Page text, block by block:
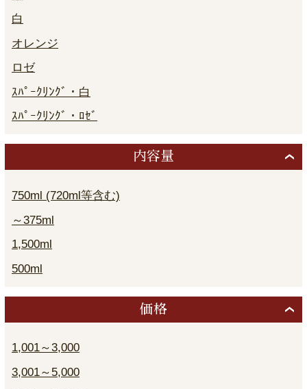
白
オレンジ
ロゼ
ｽﾊﾟｰｸﾘﾝｸﾞ・白
ｽﾊﾟｰｸﾘﾝｸﾞ・ﾛｾﾞ
内容量
750ml (720ml等含む)
～375ml
1,500ml
500ml
価格
1,001～3,000
3,001～5,000